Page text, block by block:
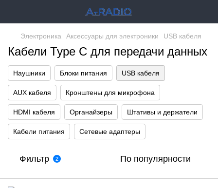
Электроника Аксессуары для электроники USB кабеля
Кабели Type C для передачи данных
Наушники Блоки питания USB кабеля
AUX кабеля Кронштены для микрофона
HDMI кабеля Органайзеры Штативы и держатели
Кабели питания Сетевые адаптеры
Фильтр 2 По популярности